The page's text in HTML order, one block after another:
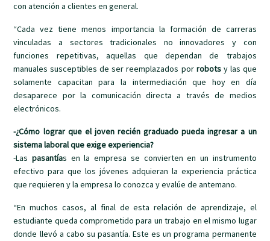
con atención a clientes en general.
“Cada vez tiene menos importancia la formación de carreras
vinculadas a sectores tradicionales no innovadores y con
funciones repetitivas, aquellas que dependan de trabajos
manuales susceptibles de ser reemplazados por robots y las que
solamente capacitan para la intermediación que hoy en día
desaparece por la comunicación directa a través de medios
electrónicos.
-¿Cómo lograr que el joven recién graduado pueda ingresar a un
sistema laboral que exige experiencia?
-Las pasantías en la empresa se convierten en un instrumento
efectivo para que los jóvenes adquieran la experiencia práctica
que requieren y la empresa lo conozca y evalúe de antemano.
“En muchos casos, al final de esta relación de aprendizaje, el
estudiante queda comprometido para un trabajo en el mismo lugar
donde llevó a cabo su pasantía. Este es un programa permanente